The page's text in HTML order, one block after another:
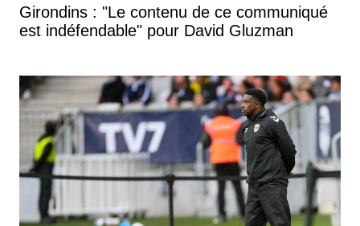
Girondins : "Le contenu de ce communiqué
est indéfendable" pour David Gluzman